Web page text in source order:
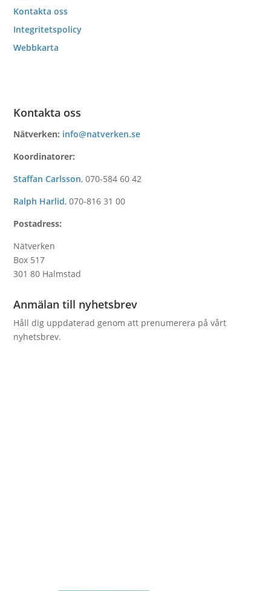
Kontakta oss
Integritetspolicy
Webbkarta
Kontakta oss
Nätverken: info@natverken.se
Koordinatorer:
Staffan Carlsson,070-584 60 42
Ralph Harlid, 070-816 31 00
Postadress:
Nätverken
Box 517
301 80 Halmstad
Anmälan till nyhetsbrev
Håll dig uppdaterad genom att prenumerera på vårt
nyhetsbrev.